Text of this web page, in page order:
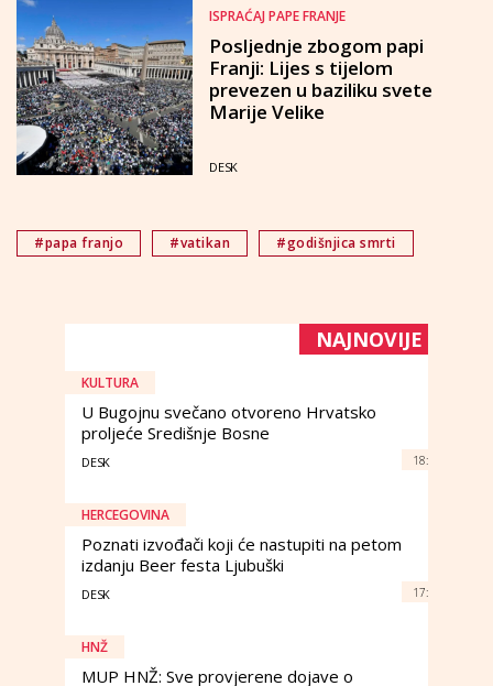
ISPRAĆAJ PAPE FRANJE
Posljednje zbogom papi
Franji: Lijes s tijelom
prevezen u baziliku svete
Marije Velike
DESK
#papa franjo #vatikan #godišnjica smrti
NAJNOVIJE
KULTURA
U Bugojnu svečano otvoreno Hrvatsko
proljeće Središnje Bosne
DESK 18:
HERCEGOVINA
Poznati izvođači koji će nastupiti na petom
izdanju Beer festa Ljubuški
DESK 17:
HNŽ
MUP HNŽ: Sve provjerene dojave o